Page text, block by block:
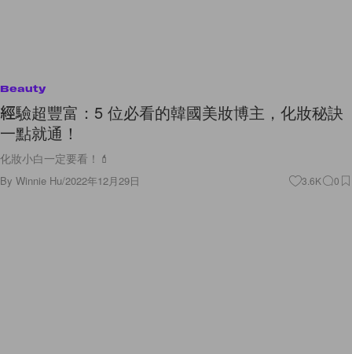
Beauty
經驗超豐富：5 位必看的韓國美妝博主，化妝秘訣
一點就通！
化妝小白一定要看！💄
By Winnie Hu/2022年12月29日 3.6K 0